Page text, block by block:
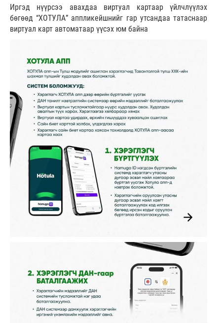
Иргэд нүүрсээ авахдаа виртуал картаар үйлчлүүлэх
бөгөөд “ХОТУЛА” аппликейшнийг гар утсандаа татаснаар
виртуал карт автоматаар үүсэх юм байна